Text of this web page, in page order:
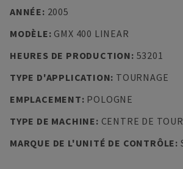
ANNÉE: 2005
MODÈLE: GMX 400 LINEAR
HEURES DE PRODUCTION: 53201
TYPE D'APPLICATION: TOURNAGE
EMPLACEMENT: POLOGNE
TYPE DE MACHINE: CENTRE DE
MARQUE DE L'UNITÉ DE CONTRÔLE: